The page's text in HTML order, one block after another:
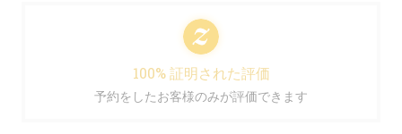
100% 証明された評価
予約をしたお客様のみが評価できます